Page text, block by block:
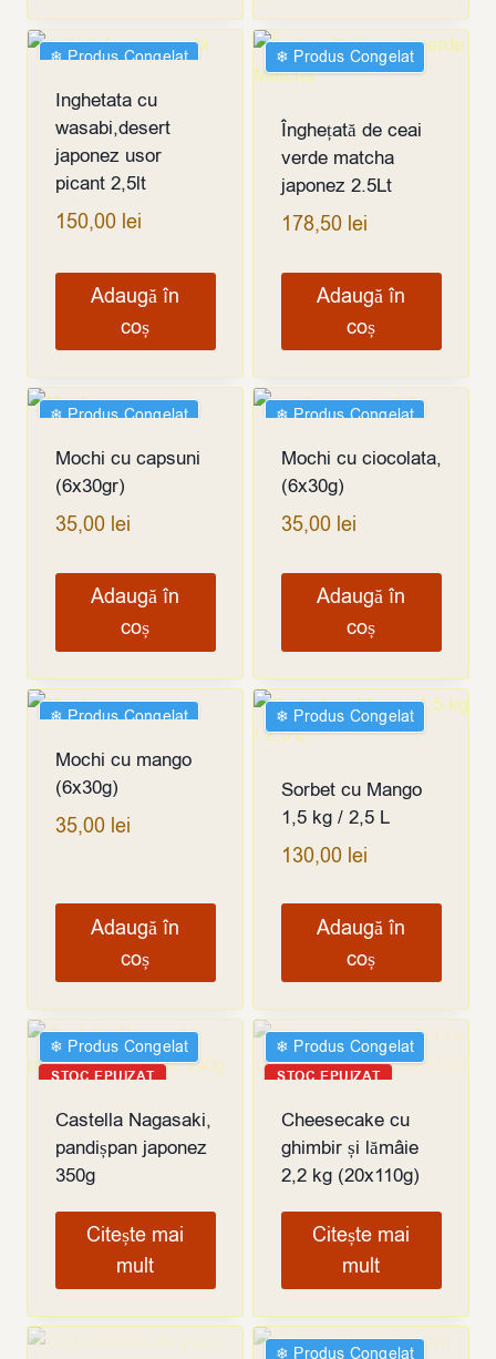
❄︎ Produs Congelat
Inghetata cu
wasabi,desert
japonez usor
picant 2,5lt
150,00 lei
Adaugă în
coș
❄︎ Produs Congelat
Înghețată de ceai
verde matcha
japonez 2.5Lt
178,50 lei
Adaugă în
coș
❄︎ Produs Congelat
Mochi cu capsuni
(6x30gr)
35,00 lei
Adaugă în
coș
❄︎ Produs Congelat
Mochi cu ciocolata,
(6x30g)
35,00 lei
Adaugă în
coș
❄︎ Produs Congelat
Mochi cu mango
(6x30g)
35,00 lei
Adaugă în
coș
❄︎ Produs Congelat
Sorbet cu Mango
1,5 kg / 2,5 L
130,00 lei
Adaugă în
coș
❄︎ Produs Congelat
STOC EPUIZAT
Castella Nagasaki,
pandișpan japonez
350g
Citește mai
mult
❄︎ Produs Congelat
STOC EPUIZAT
Cheesecake cu
ghimbir și lămâie
2,2 kg (20x110g)
Citește mai
mult
❄︎ Produs Congelat